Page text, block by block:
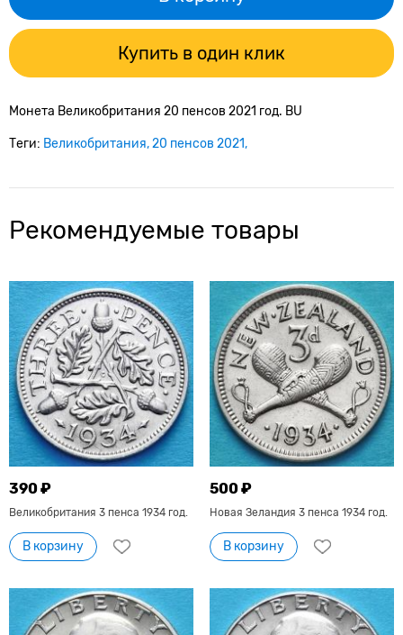
Купить в один клик
Монета Великобритания 20 пенсов 2021 год. BU
Теги: Великобритания 20 пенсов 2021
Рекомендуемые товары
390 ₽
Великобритания 3 пенса 1934 год.
В корзину
500 ₽
Новая Зеландия 3 пенса 1934 год.
В корзину